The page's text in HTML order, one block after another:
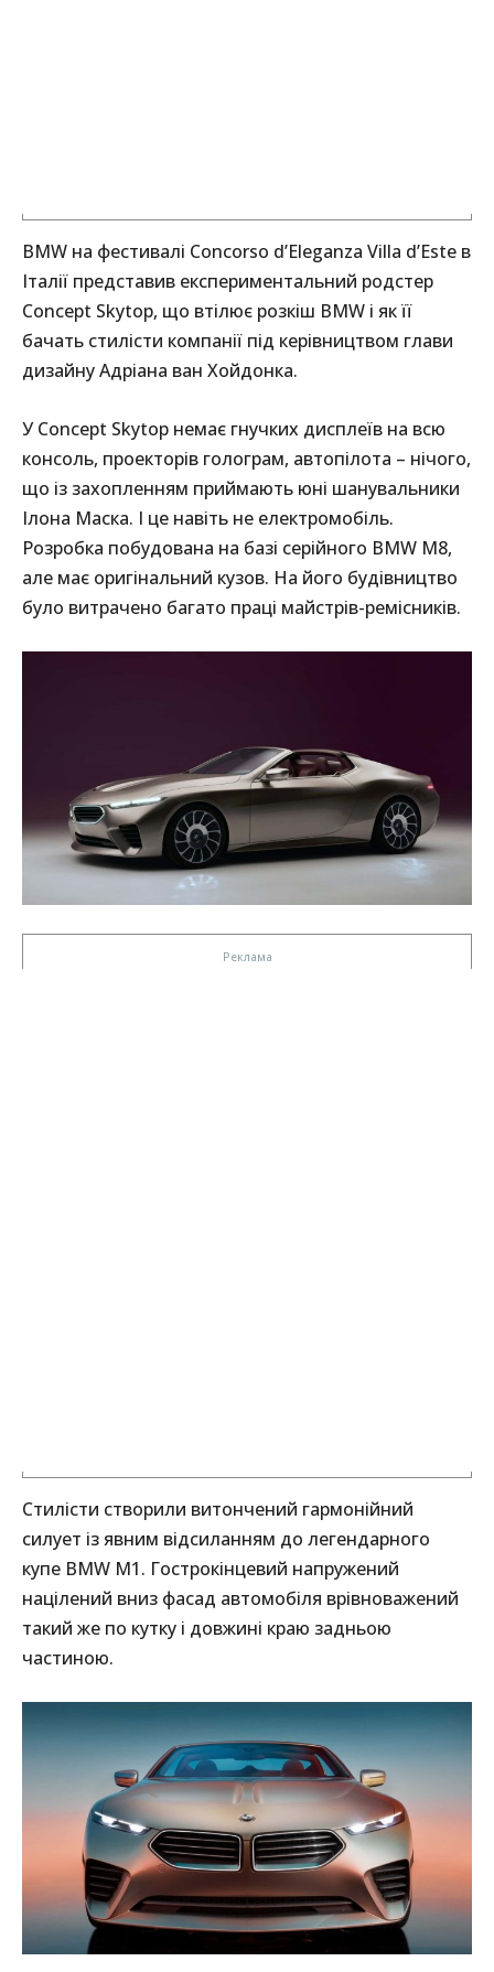
BMW на фестивалі Concorso d’Eleganza Villa d’Este в
Італії представив експериментальний родстер
Concept Skytop, що втілює розкіш BMW і як її
бачать стилісти компанії під керівництвом глави
дизайну Адріана ван Хойдонка.
У Concept Skytop немає гнучких дисплеїв на всю
консоль, проекторів голограм, автопілота – нічого,
що із захопленням приймають юні шанувальники
Ілона Маска. І це навіть не електромобіль.
Розробка побудована на базі серійного BMW M8,
але має оригінальний кузов. На його будівництво
було витрачено багато праці майстрів-ремісників.
Стилісти створили витончений гармонійний
силует із явним відсиланням до легендарного
купе BMW M1. Гострокінцевий напружений
націлений вниз фасад автомобіля врівноважений
такий же по кутку і довжині краю задньою
частиною.